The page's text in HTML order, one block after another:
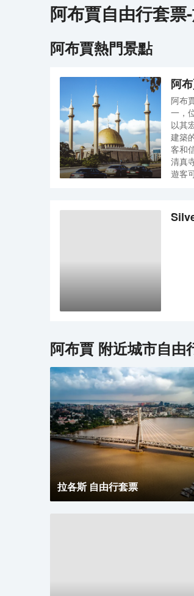
阿布賈自由行套
阿布賈熱門景點
阿
阿布
一，
以其
建築
客和
清真
遊客
清真
到達
阿布賈 附近城市自由
拉各斯 自由行套票